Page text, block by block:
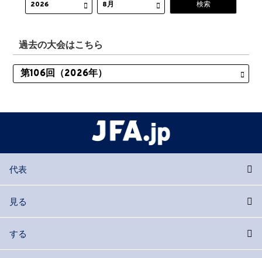
過去の大会はこちら
代表
見る
する